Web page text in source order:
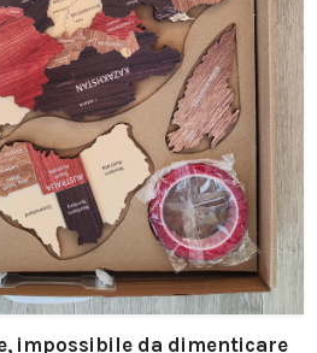
impossibile da dimenticare